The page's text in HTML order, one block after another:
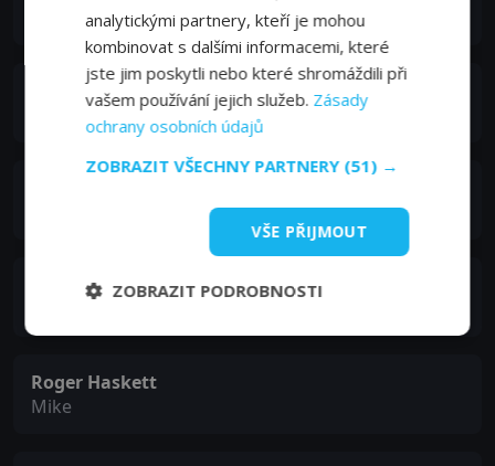
Tracy Trueman
Shawn Reis
Roger Haskett
Mike
analytickými partnery, kteří je mohou
kombinovat s dalšími informacemi, které
jste jim poskytli nebo které shromáždili při
vašem používání jejich služeb. Zásady
ochrany osobních údajů
ZOBRAZIT VŠECHNY PARTNERY (51) →
VŠE PŘIJMOUT
ZOBRAZIT PODROBNOSTI